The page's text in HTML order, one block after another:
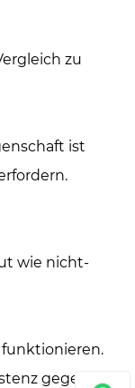
zu
ist
wie nicht-
gegen